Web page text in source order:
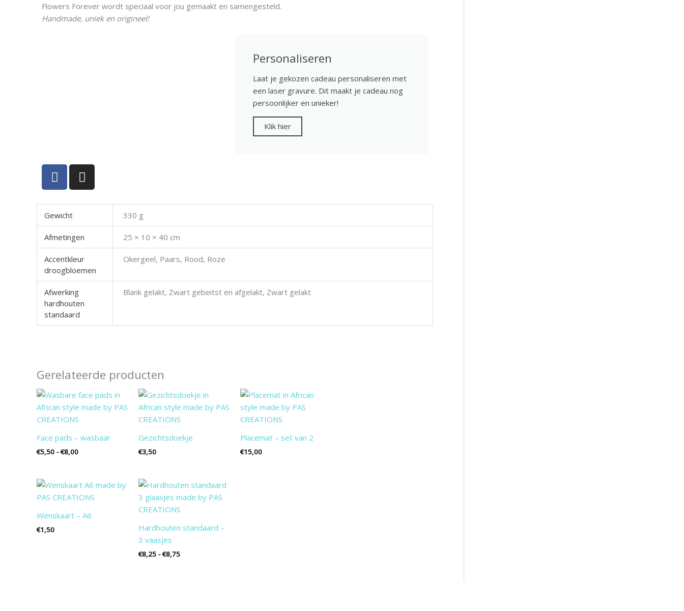
Flowers Forever wordt speciaal voor jou gemaakt en samengesteld.
Handmade, uniek en origineel!
Personaliseren
Laat je gekozen cadeau personaliseren met
een laser gravure. Dit maakt je cadeau nog
persoonlijker en unieker!
Klik hier
F
a
c
e
b
o
o
k
I
n
s
t
g
r
a
m
Gewicht 330 g
Afmetingen 25 × 10 × 40 cm
Accentkleur
droogbloemen
Okergeel, Paars, Rood, Roze
Afwerking
hardhouten
standaard
Blank gelakt, Zwart gebeitst en afgelakt, Zwart gelakt
Gerelateerde producten
Face pads – wasbaar
€5,50 - €8,00
Prijsklasse:
€5,50
tot
€8,00
Gezichtsdoekje
€3,50
Placemat – set van 2
€15,00
Wenskaart – A6
€1,50
Hardhouten standaard –
3 vaasjes
€8,25 - €8,75
Prijsklasse:
€8,25
tot
€8,75